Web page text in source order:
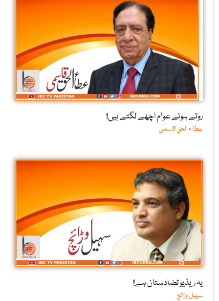
روتے ہوئے عوام اچھے لگتے ہیں!
عطا ء الحق قاسمی
یہ ریڈیو تضادستان ہے!
سہیل وڑائچ